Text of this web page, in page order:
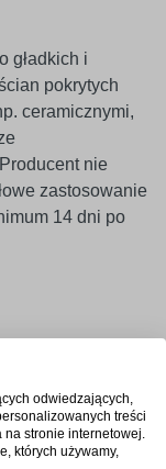
gładkich i
pokrytych
ceramicznymi,
nie
zastosowanie
14 dni po
płatności i
adres, a jej
od
odwiedzających,
treści
na stronie internetowej.
których używamy,